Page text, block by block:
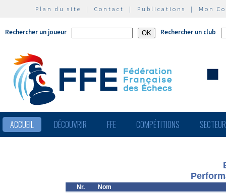
Plan du site | Contact | Publications | Mon
Rechercher un joueur Rechercher un club
ACCUEIL DÉCOUVRIR FFE COMPÉTITIONS
Nr.
Nom